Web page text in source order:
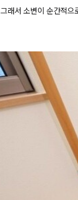
그래서 소변이 순간적으